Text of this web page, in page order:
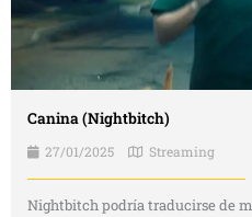
Canina (Nightbitch)
27/01/2025 Streaming
Nightbitch podría traducirse de